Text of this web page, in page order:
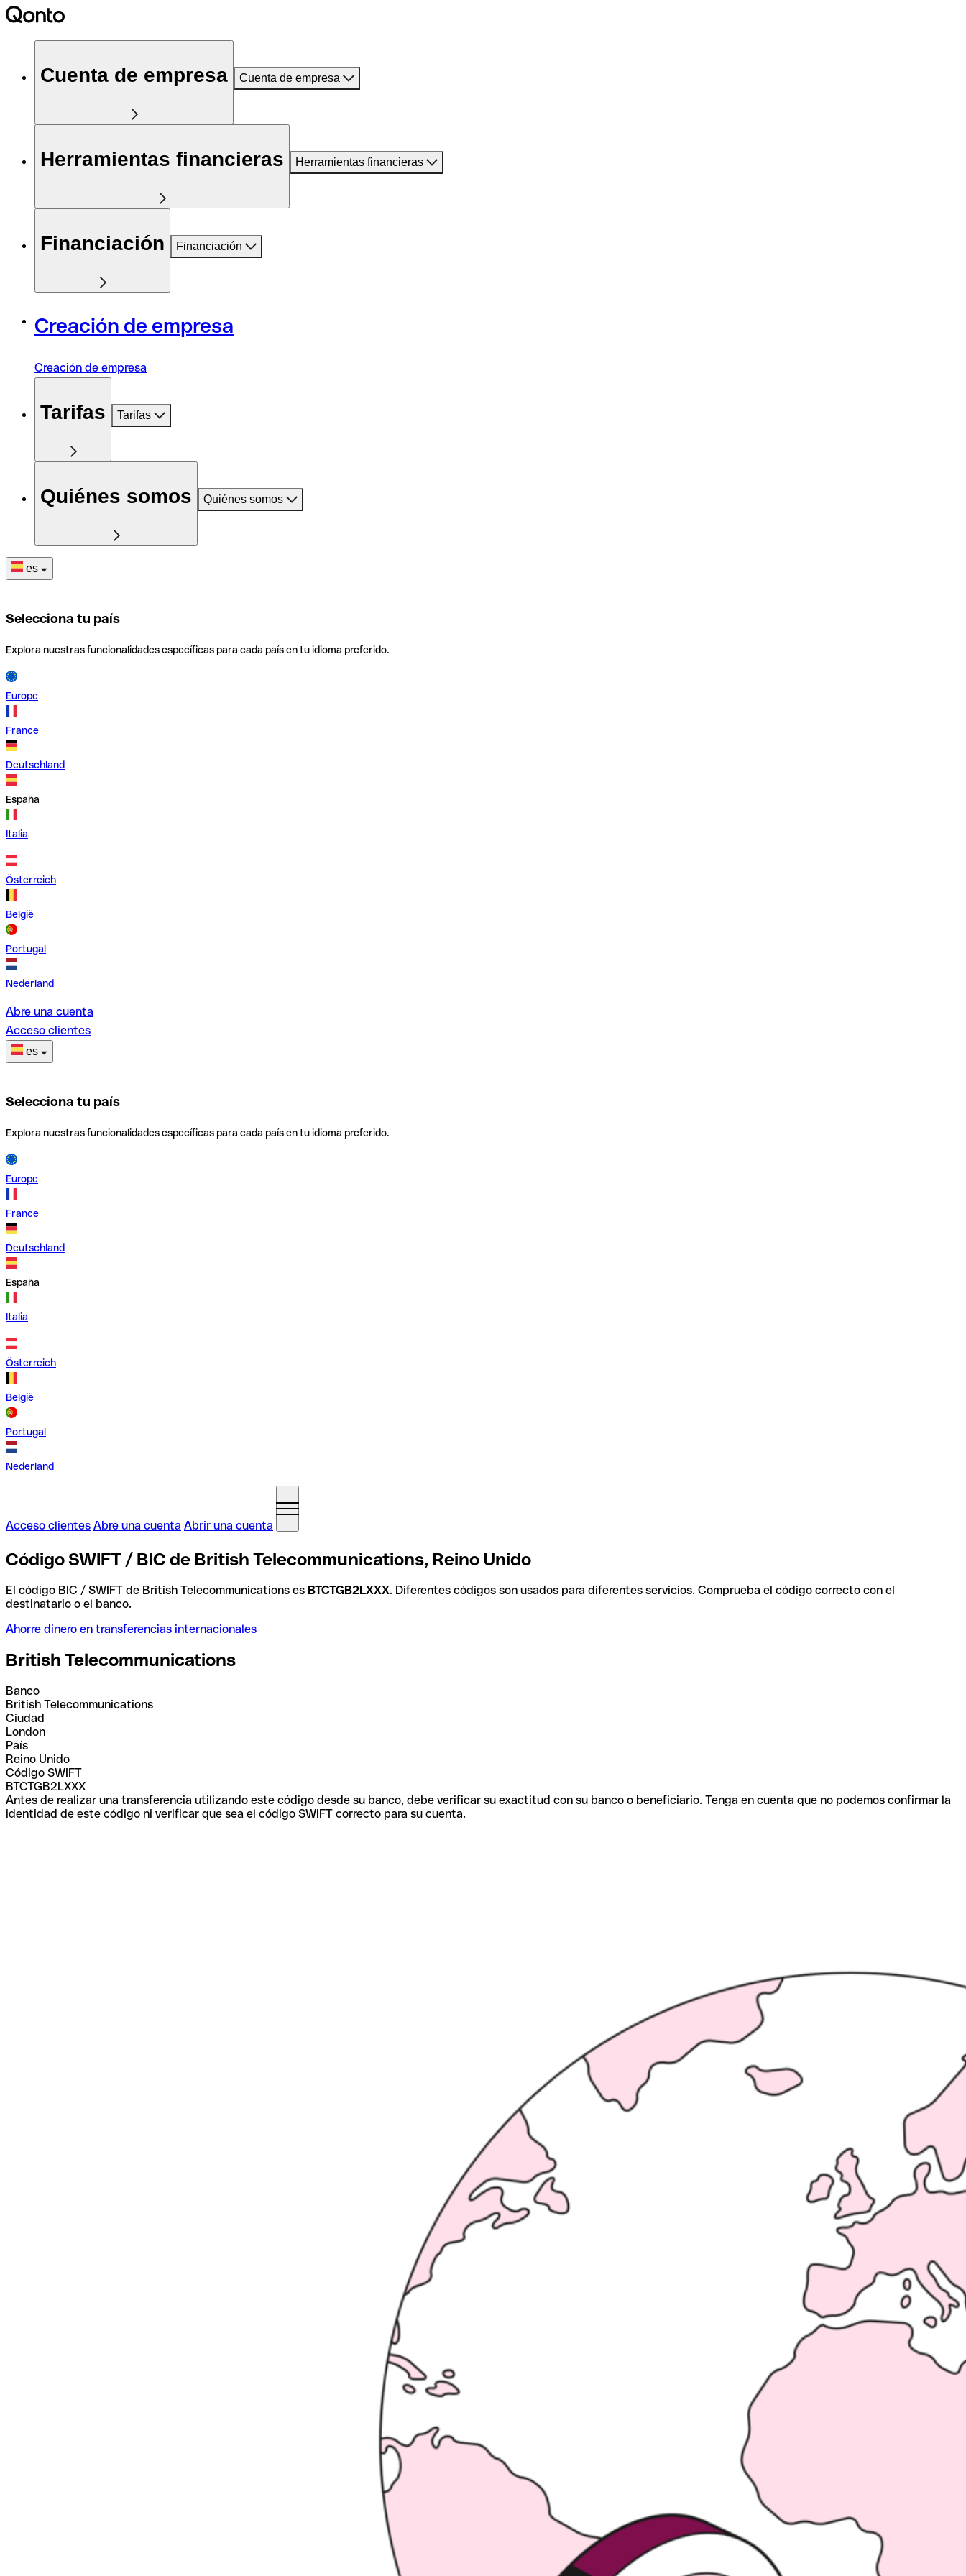
Cuenta de empresa Cuenta de empresa
Herramientas financieras Herramientas financieras
Financiación Financiación
Creación de empresa
Creación de empresa
Tarifas Tarifas
Quiénes somos Quiénes somos
es
Selecciona tu país
Explora nuestras funcionalidades específicas para cada país en tu idioma preferido.
Europe
France
Deutschland
España
Italia
Österreich
België
Portugal
Nederland
Abre una cuenta
Acceso clientes
es
Selecciona tu país
Explora nuestras funcionalidades específicas para cada país en tu idioma preferido.
Europe
France
Deutschland
España
Italia
Österreich
België
Portugal
Nederland
Acceso clientes Abre una cuenta Abrir una cuenta
Código SWIFT / BIC de British Telecommunications, Reino Unido
El código BIC / SWIFT de British Telecommunications es BTCTGB2LXXX. Diferentes códigos son usados para diferentes servicios. Comprueba el código correcto con el
destinatario o el banco.
Ahorre dinero en transferencias internacionales
British Telecommunications
Banco
British Telecommunications
Ciudad
London
País
Reino Unido
Código SWIFT
BTCTGB2LXXX
Antes de realizar una transferencia utilizando este código desde su banco, debe verificar su exactitud con su banco o beneficiario. Tenga en cuenta que no podemos confirmar la
identidad de este código ni verificar que sea el código SWIFT correcto para su cuenta.